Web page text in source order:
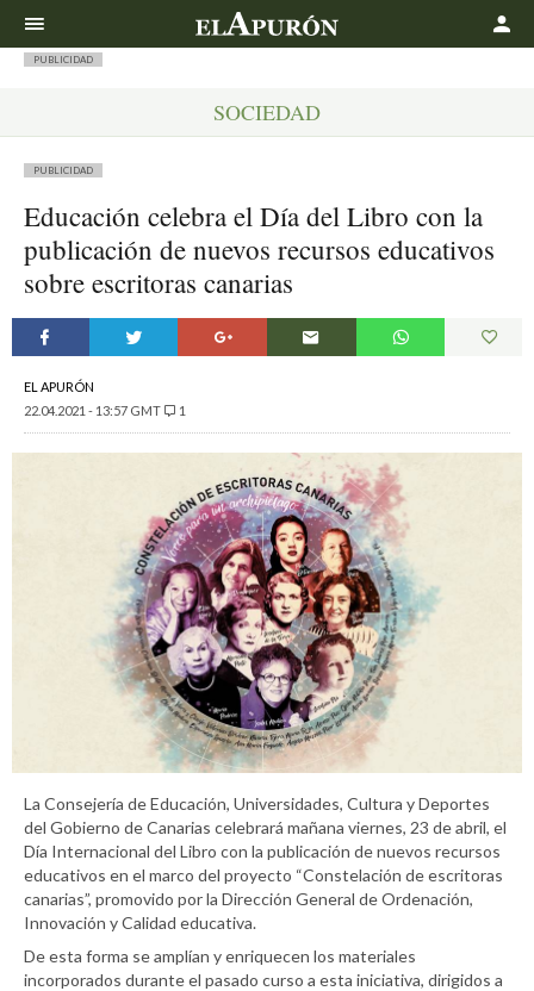
PUBLICIDAD
SOCIEDAD
PUBLICIDAD
Educación celebra el Día del Libro con la
publicación de nuevos recursos educativos
sobre escritoras canarias
EL APURÓN
22.04.2021 - 13:57 GMT
1
La Consejería de Educación, Universidades, Cultura y Deportes
del Gobierno de Canarias celebrará mañana viernes, 23 de abril, el
Día Internacional del Libro con la publicación de nuevos recursos
educativos en el marco del proyecto “Constelación de escritoras
canarias”, promovido por la Dirección General de Ordenación,
Innovación y Calidad educativa.
De esta forma se amplían y enriquecen los materiales
incorporados durante el pasado curso a esta iniciativa, dirigidos a